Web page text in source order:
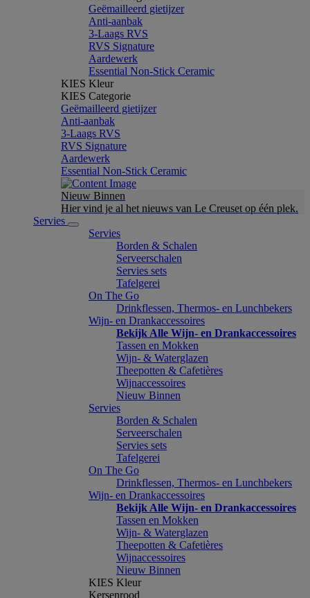
Geëmailleerd gietijzer
Anti-aanbak
3-Laags RVS
RVS Signature
Aardewerk
Essential Non-Stick Ceramic
KIES Kleur
KIES Categorie
Geëmailleerd gietijzer
Anti-aanbak
3-Laags RVS
RVS Signature
Aardewerk
Essential Non-Stick Ceramic
Nieuw Binnen
Hier vind je al het nieuws van Le Creuset op één plek.
Servies
Servies
Borden & Schalen
Serveerschalen
Servies sets
Tafelgerei
On The Go
Drinkflessen, Thermos- en Lunchbekers
Wijn- en Drankaccessoires
Bekijk Alle Wijn- en Drankaccessoires
Tassen en Mokken
Wijn- & Waterglazen
Theepotten & Cafetières
Wijnaccessoires
Nieuw Binnen
Servies
Borden & Schalen
Serveerschalen
Servies sets
Tafelgerei
On The Go
Drinkflessen, Thermos- en Lunchbekers
Wijn- en Drankaccessoires
Bekijk Alle Wijn- en Drankaccessoires
Tassen en Mokken
Wijn- & Waterglazen
Theepotten & Cafetières
Wijnaccessoires
Nieuw Binnen
KIES Kleur
Kersenrood